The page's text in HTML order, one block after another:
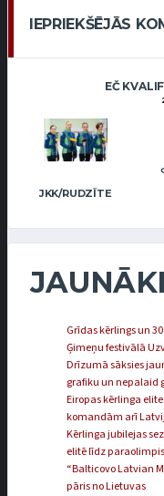
IEPRIEKŠĒJĀS
EČ
JKK/RUDZĪTE
Grīdas kērlings un
Ģimeņu festivālā
Drīzumā sāksies
grafiku un nepalaid
Eiropas kērlinga
komandām arī
Kērlinga jubilejas
elitē līdz
“Balticovo Latvian
pāris no Lietuvas